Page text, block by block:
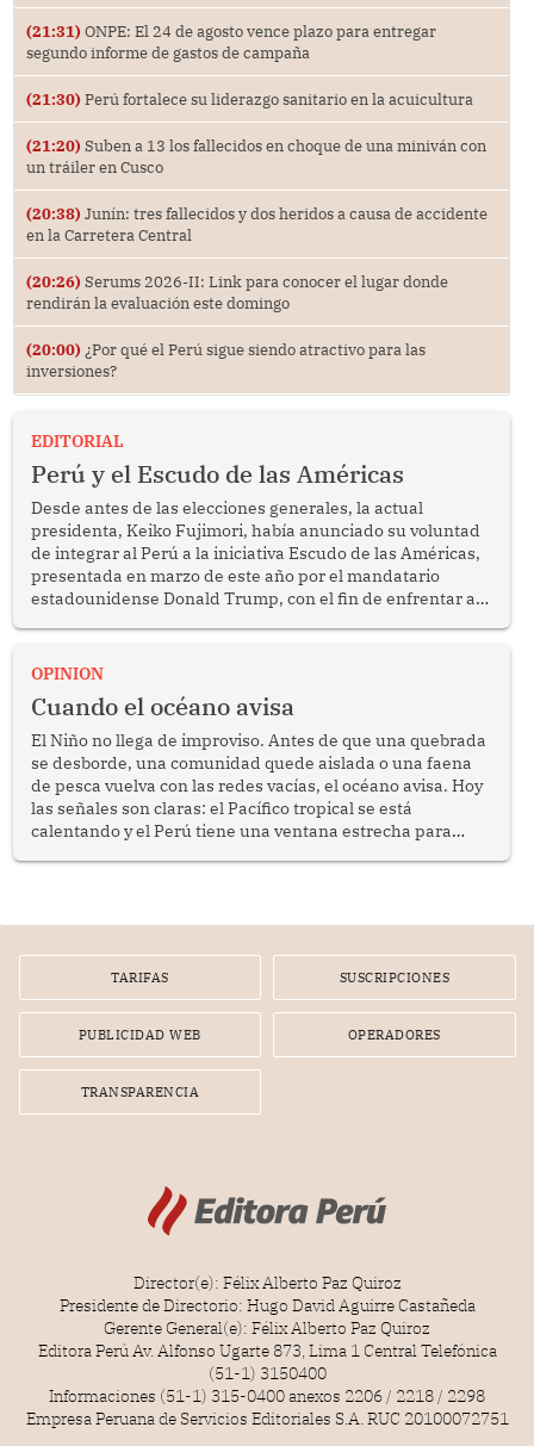
(21:31) ONPE: El 24 de agosto vence plazo para entregar
segundo informe de gastos de campaña
(21:30) Perú fortalece su liderazgo sanitario en la acuicultura
(21:20) Suben a 13 los fallecidos en choque de una miniván con
un tráiler en Cusco
(20:38) Junín: tres fallecidos y dos heridos a causa de accidente
en la Carretera Central
(20:26) Serums 2026-II: Link para conocer el lugar donde
rendirán la evaluación este domingo
(20:00) ¿Por qué el Perú sigue siendo atractivo para las
inversiones?
EDITORIAL
Perú y el Escudo de las Américas
Desde antes de las elecciones generales, la actual
presidenta, Keiko Fujimori, había anunciado su voluntad
de integrar al Perú a la iniciativa Escudo de las Américas,
presentada en marzo de este año por el mandatario
estadounidense Donald Trump, con el fin de enfrentar al
OPINION
Cuando el océano avisa
El Niño no llega de improviso. Antes de que una quebrada
se desborde, una comunidad quede aislada o una faena
de pesca vuelva con las redes vacías, el océano avisa. Hoy
las señales son claras: el Pacífico tropical se está
calentando y el Perú tiene una ventana estrecha para
TARIFAS SUSCRIPCIONES
PUBLICIDAD WEB OPERADORES
TRANSPARENCIA
Director(e): Félix Alberto Paz Quiroz
Presidente de Directorio: Hugo David Aguirre Castañeda
Gerente General(e): Félix Alberto Paz Quiroz
Editora Perú Av. Alfonso Ugarte 873, Lima 1 Central Telefónica
(51-1) 3150400
Informaciones (51-1) 315-0400 anexos 2206 / 2218 / 2298
Empresa Peruana de Servicios Editoriales S.A. RUC 20100072751